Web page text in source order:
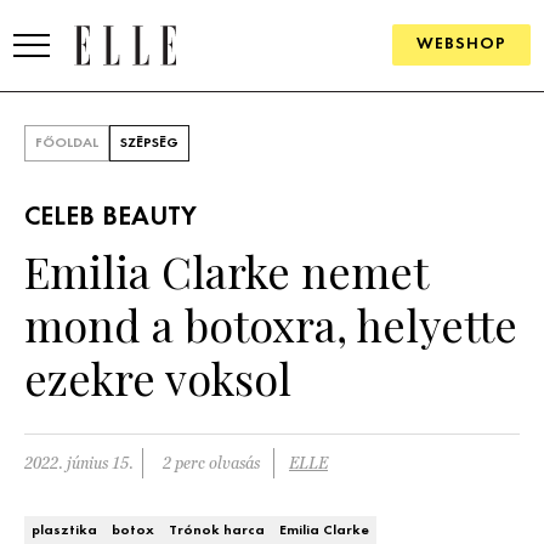
WEBSHOP
SZÉPSÉG
ÉLETMÓD
PÁRKAPCSOLAT
FŐOLDAL SZÉPSÉG
CELEB BEAUTY
Emilia Clarke nemet
mond a botoxra, helyette
ezekre voksol
2022. június 15. 2 perc olvasás ELLE
plasztika botox Trónok harca Emilia Clarke